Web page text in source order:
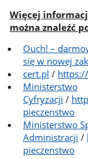
Więcej
można znaleźć
Ouch! –
się w nowej
cert.pl /
Ministerstwo
Cyfryzacji /
pieczenstwo
Ministerstwo
Administracji /
pieczenstwo